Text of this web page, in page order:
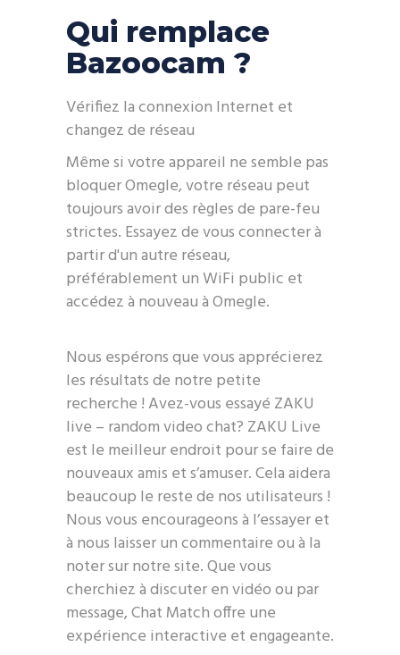
Qui remplace
Bazoocam ?
Vérifiez la connexion Internet et
changez de réseau
Même si votre appareil ne semble pas
bloquer Omegle, votre réseau peut
toujours avoir des règles de pare-feu
strictes. Essayez de vous connecter à
partir d'un autre réseau,
préférablement un WiFi public et
accédez à nouveau à Omegle.
Nous espérons que vous apprécierez
les résultats de notre petite
recherche ! Avez-vous essayé ZAKU
live – random video chat? ZAKU Live
est le meilleur endroit pour se faire de
nouveaux amis et s’amuser. Cela aidera
beaucoup le reste de nos utilisateurs !
Nous vous encourageons à l’essayer et
à nous laisser un commentaire ou à la
noter sur notre site. Que vous
cherchiez à discuter en vidéo ou par
message, Chat Match offre une
expérience interactive et engageante.